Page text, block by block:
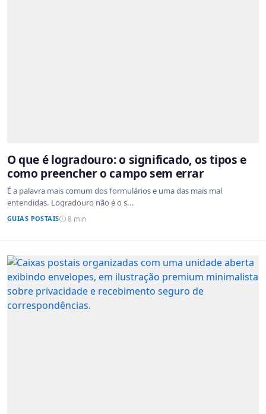
O que é logradouro: o significado, os tipos e
como preencher o campo sem errar
É a palavra mais comum dos formulários e uma das mais mal
entendidas. Logradouro não é o s...
GUIAS POSTAIS 8 min